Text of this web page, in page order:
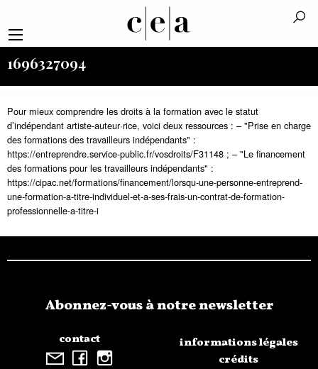
1696327094
Pour mieux comprendre les droits à la formation avec le statut
d’indépendant artiste-auteur·rice, voici deux ressources : – "Prise en charge
des formations des travailleurs indépendants" :
https://entreprendre.service-public.fr/vosdroits/F31148 ; – "Le financement
des formations pour les travailleurs indépendants" :
https://cipac.net/formations/financement/lorsqu-une-personne-entreprend-
une-formation-a-titre-individuel-et-a-ses-frais-un-contrat-de-formation-
professionnelle-a-titre-i
contact
Abonnez-vous à notre newsletter
informations légales
crédits